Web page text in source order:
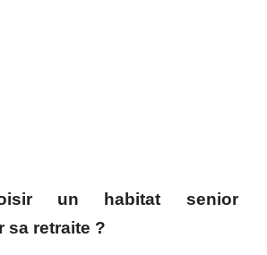
un habitat senior
sa retraite ?